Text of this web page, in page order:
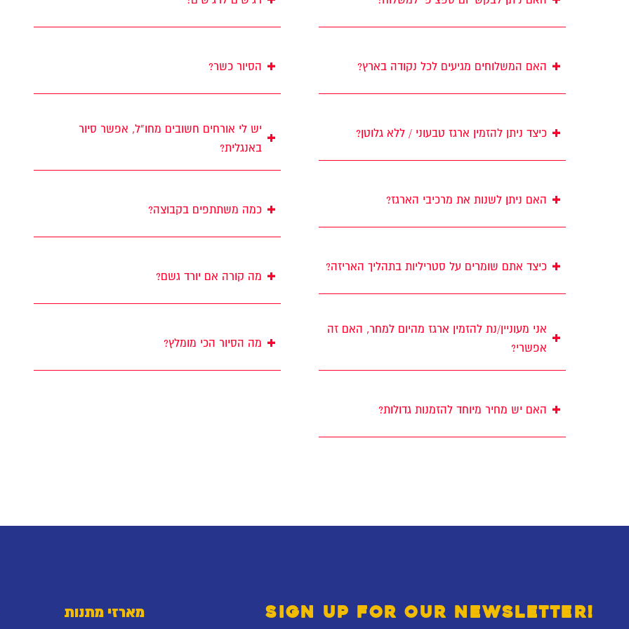
+ האם המשלוחים מגיעים לכל נקודה בארץ?
+ כיצד ניתן להזמין ארגז טבעוני / ללא גלוטן?
+ האם ניתן לשנות את מרכיבי הארגז?
+ כיצד אתם שומרים על סטריליות בתהליך האריזה?
+ אני מעוניין/נת להזמין ארגז מהיום למחר, האם זה
אפשרי?
+ האם יש מחיר מיוחד להזמנות גדולות?
+ הסיור כשר?
+ יש לי אורחים חשובים מחו”ל, אפשר סיור
באנגלית?
+ כמה משתתפים בקבוצה?
+ מה קורה אם יורד גשם?
+ מה הסיור הכי מומלץ?
SIGN UP FOR OUR NEWSLETTER! מארזי מתנות